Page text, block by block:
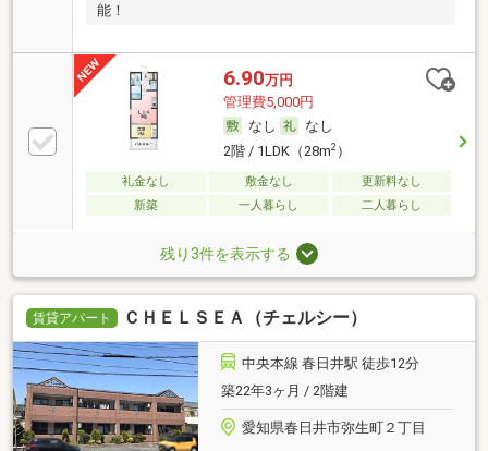
能！
6.90万円
管理費5,000円
なし
なし
2階 / 1LDK（28m2）
礼金なし 敷金なし
更新料なし
新築
一人暮らし 二人暮らし
残り3件を表示する
賃貸アパート ＣＨＥＬＳＥＡ（チェルシー）
中央本線 春日井駅 徒歩12分
築22年3ヶ月 / 2階建
愛知県春日井市弥生町２丁目